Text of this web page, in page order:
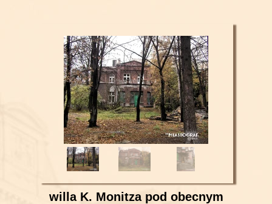
willa K. Monitza pod obecnym